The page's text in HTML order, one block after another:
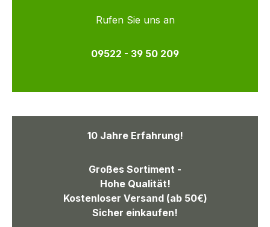
Rufen Sie uns an
09522 - 39 50 209
10 Jahre Erfahrung!
Großes Sortiment -
Hohe Qualität!
Kostenloser Versand (ab 50€)
Sicher einkaufen!